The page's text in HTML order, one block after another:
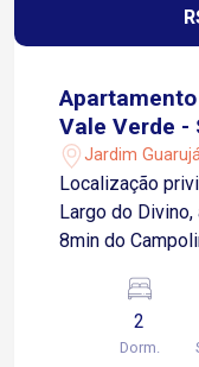
Vale Verde -
Promocional
Jardim
Localização
Largo do
8min do Campolim. Aptos no 15º e
cozinha
com Grill e com
(DUAS) Vagas
2
Dorm.